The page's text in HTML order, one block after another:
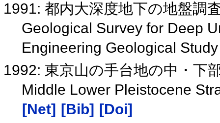
1991: 都内大深度地下の地盤調
Geological Survey for Deep
Engineering Geological
1992: 東京山の手台地の中・下
Middle Lower Pleistocene
[Net]
[Bib]
[Doi]